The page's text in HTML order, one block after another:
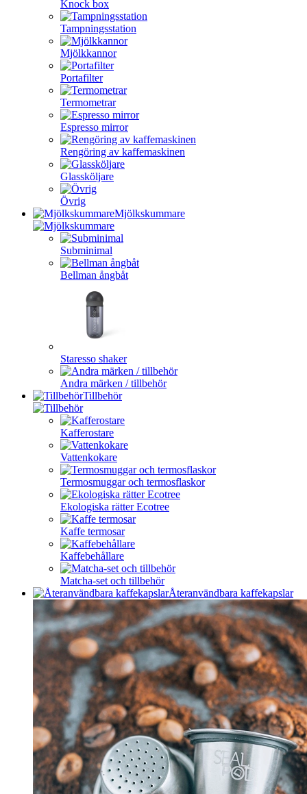
Knock box
Tampningsstation
Mjölkkannor
Portafilter
Termometrar
Espresso mirror
Rengöring av kaffemaskinen
Glassköljare
Övrig
Mjölkskummare
Subminimal
Bellman ångbåt
Staresso shaker
Andra märken / tillbehör
Tillbehör
Kafferostare
Vattenkokare
Termosmuggar och termosflaskor
Ekologiska rätter Ecotree
Kaffe termosar
Kaffebehållare
Matcha-set och tillbehör
Återanvändbara kaffekapslar